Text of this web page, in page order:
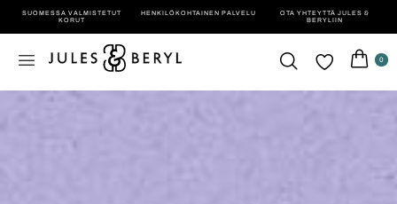
SUOMESSA VALMISTETUT
KORUT
HENKILÖ­KOHTAINEN PALVELU
OTA YHTEYTTÄ JULES &
BERYLIIN
0